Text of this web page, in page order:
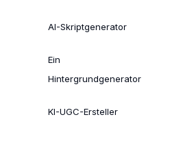
AI-Skriptgenerator
Ein
Hintergrundgenerator
KI-UGC-Ersteller